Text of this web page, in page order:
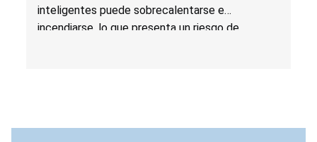
inteligentes puede sobrecalentarse e
incendiarse, lo que presenta un riesgo de